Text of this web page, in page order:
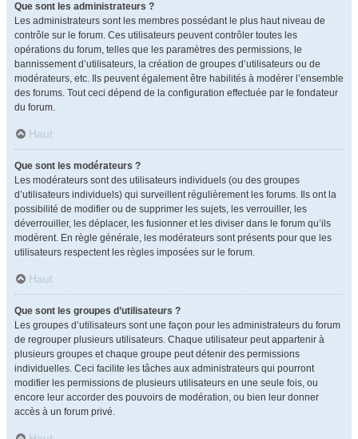
Que sont les administrateurs ?
Les administrateurs sont les membres possédant le plus haut niveau de
contrôle sur le forum. Ces utilisateurs peuvent contrôler toutes les
opérations du forum, telles que les paramètres des permissions, le
bannissement d’utilisateurs, la création de groupes d’utilisateurs ou de
modérateurs, etc. Ils peuvent également être habilités à modérer l’ensemble
des forums. Tout ceci dépend de la configuration effectuée par le fondateur
du forum.
Haut
Que sont les modérateurs ?
Les modérateurs sont des utilisateurs individuels (ou des groupes
d’utilisateurs individuels) qui surveillent régulièrement les forums. Ils ont la
possibilité de modifier ou de supprimer les sujets, les verrouiller, les
déverrouiller, les déplacer, les fusionner et les diviser dans le forum qu’ils
modèrent. En règle générale, les modérateurs sont présents pour que les
utilisateurs respectent les règles imposées sur le forum.
Haut
Que sont les groupes d’utilisateurs ?
Les groupes d’utilisateurs sont une façon pour les administrateurs du forum
de regrouper plusieurs utilisateurs. Chaque utilisateur peut appartenir à
plusieurs groupes et chaque groupe peut détenir des permissions
individuelles. Ceci facilite les tâches aux administrateurs qui pourront
modifier les permissions de plusieurs utilisateurs en une seule fois, ou
encore leur accorder des pouvoirs de modération, ou bien leur donner
accès à un forum privé.